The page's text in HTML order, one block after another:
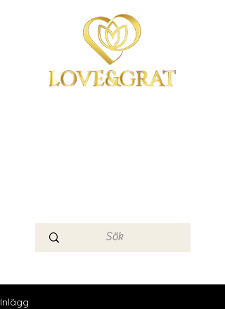
Inlägg